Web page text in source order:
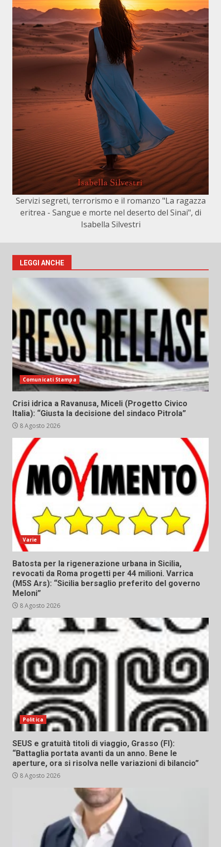
Servizi segreti, terrorismo e il romanzo "La ragazza
eritrea - Sangue e morte nel deserto del Sinai", di
Isabella Silvestri
LEGGI ANCHE
Comunicati Stampa
Crisi idrica a Ravanusa, Miceli (Progetto Civico
Italia): “Giusta la decisione del sindaco Pitrola”
8 Agosto 2026
Varie
Batosta per la rigenerazione urbana in Sicilia,
revocati da Roma progetti per 44 milioni. Varrica
(M5S Ars): “Sicilia bersaglio preferito del governo
Meloni”
8 Agosto 2026
Politica
SEUS e gratuità titoli di viaggio, Grasso (FI):
“Battaglia portata avanti da un anno. Bene le
aperture, ora si risolva nelle variazioni di bilancio”
8 Agosto 2026